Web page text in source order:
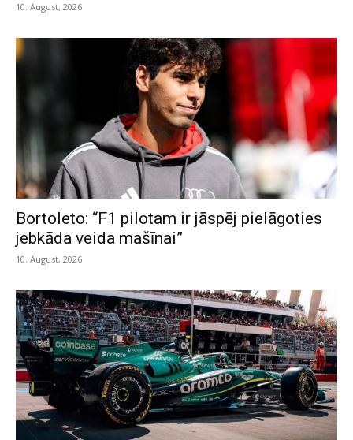
10. August, 2026
Bortoleto: “F1 pilotam ir jāspēj pielāgoties
jebkāda veida mašīnai”
10. August, 2026